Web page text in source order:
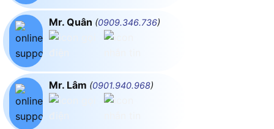
Mr. Quân (0909.346.736)
Mr. Lâm (0901.940.968)